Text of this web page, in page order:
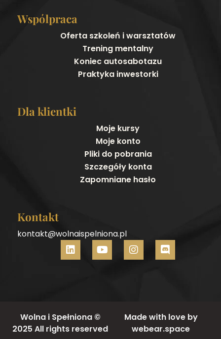
Wspólpraca
Oferta szkoleń i warsztatów
Trening mentalny
Koniec autosabotazu
Praktyka inwestorki
Dla klientki
Moje kursy
Moje konto
Pliki do pobrania
Szczegóły konta
Zapomniane hasło
Kontakt
kontakt@wolnaispelniona.pl
Wolna i Spełniona ©
2025 All rights reserved
Made with love by
webear.space